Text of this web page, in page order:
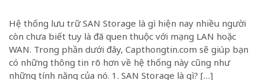
Hệ thống lưu trữ SAN Storage là gì hiện nay nhiều người
còn chưa biết tuy là đã quen thuộc với mạng LAN hoặc
WAN. Trong phần dưới đây, Capthongtin.com sẽ giúp bạn
có những thông tin rõ hơn về hệ thống này cũng như
những tính năng của nó. 1. SAN Storage là gì? […]